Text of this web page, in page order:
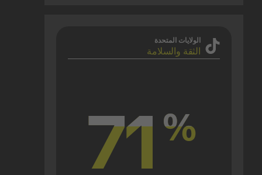
الولايات المتحدة
الثقة والسلامة
71 %
71 %